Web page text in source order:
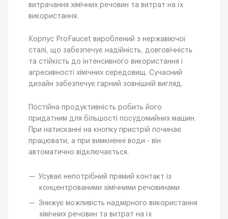
витрачання хімічних речовин та витрат на їх
використання.
Корпус ProFaucet вироблений з нержавіючої
сталі, що забезпечує надійність, довговічність
та стійкість до інтенсивного використання і
агресивності хімічних середовищ. Сучасний
дизайн забезпечує гарний зовнішній вигляд.
Постійна продуктивність робить його
придатним для більшості посудомийних машин.
При натисканні на кнопку пристрій починає
працювати, а при вимкненні води - він
автоматично відключається.
Усуває непотрібний прямий контакт із
концентрованими хімічними речовинами
Знижує можливість надмірного використання
хімічних речовин та витрат на їх